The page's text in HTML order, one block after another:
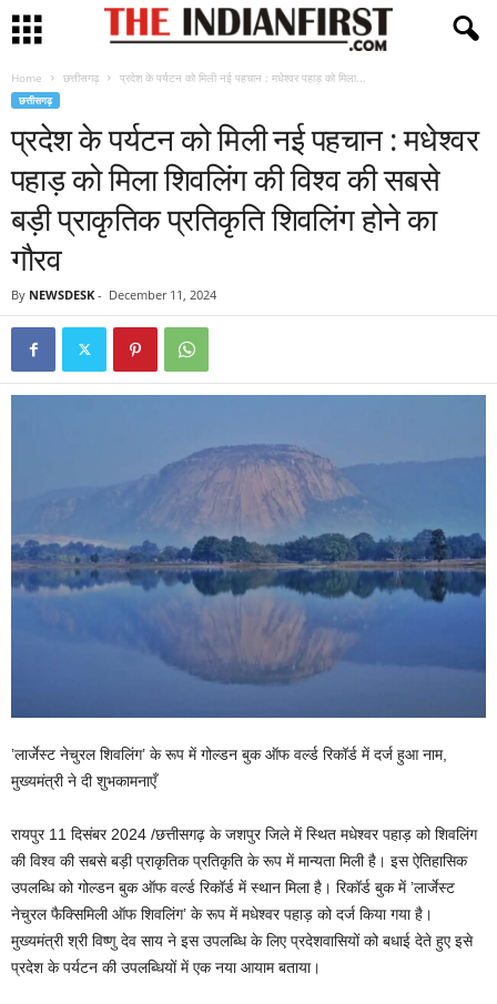
Home छत्तीसगढ़ प्रदेश के पर्यटन को मिली नई पहचान : मधेश्वर पहाड़ को मिला...
छत्तीसगढ़
प्रदेश के पर्यटन को मिली नई पहचान : मधेश्वर
पहाड़ को मिला शिवलिंग की विश्व की सबसे
बड़ी प्राकृतिक प्रतिकृति शिवलिंग होने का
गौरव
By NEWSDESK - December 11, 2024
’लार्जेस्ट नेचुरल शिवलिंग’ के रूप में गोल्डन बुक ऑफ वर्ल्ड रिकॉर्ड में दर्ज हुआ नाम,
मुख्यमंत्री ने दी शुभकामनाएँ
रायपुर 11 दिसंबर 2024 /छत्तीसगढ़ के जशपुर जिले में स्थित मधेश्वर पहाड़ को शिवलिंग
की विश्व की सबसे बड़ी प्राकृतिक प्रतिकृति के रूप में मान्यता मिली है। इस ऐतिहासिक
उपलब्धि को गोल्डन बुक ऑफ वर्ल्ड रिकॉर्ड में स्थान मिला है। रिकॉर्ड बुक में ’लार्जेस्ट
नेचुरल फैक्सिमिली ऑफ शिवलिंग’ के रूप में मधेश्वर पहाड़ को दर्ज किया गया है।
मुख्यमंत्री श्री विष्णु देव साय ने इस उपलब्धि के लिए प्रदेशवासियों को बधाई देते हुए इसे
प्रदेश के पर्यटन की उपलब्धियों में एक नया आयाम बताया।